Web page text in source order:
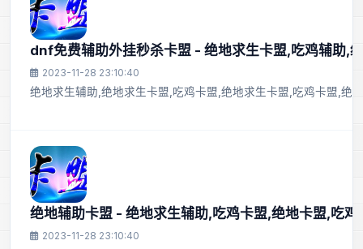
dnf免费辅助外挂秒杀卡盟 - 绝地求生卡盟,吃鸡辅助,
2023-11-28 23:10:40
绝地求生辅助,绝地求生卡盟,吃鸡卡盟,绝地求生卡盟,吃鸡卡盟,绝
绝地辅助卡盟 - 绝地求生辅助,吃鸡卡盟,绝地卡盟,吃鸡
2023-11-28 23:10:40